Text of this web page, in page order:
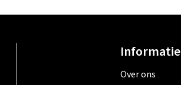
Informatie
Over ons